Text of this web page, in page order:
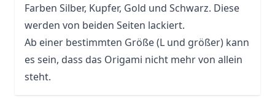
Farben Silber, Kupfer, Gold und Schwarz. Diese
werden von beiden Seiten lackiert.
Ab einer bestimmten Größe (L und größer) kann
es sein, dass das Origami nicht mehr von allein
steht.